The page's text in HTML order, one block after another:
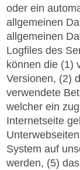
oder ein
allgemeinen
allgemeinen
Logfiles des
können die (1)
Versionen, (2)
verwendete
welcher ein
Internetseite
System auf
werden, (5)